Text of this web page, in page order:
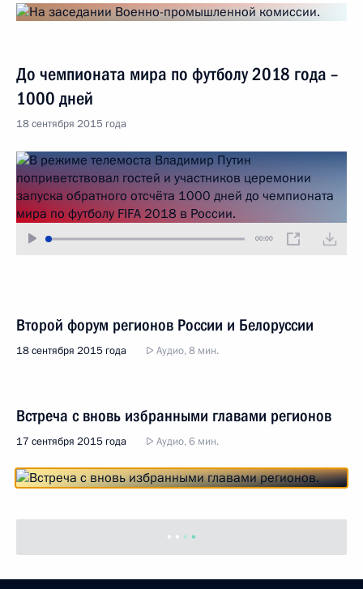
До чемпионата мира по футболу 2018 года –
1000 дней
18 сентября 2015 года
00:00
Второй форум регионов России и Белоруссии
18 сентября 2015 года Аудио, 8 мин.
Встреча с вновь избранными главами регионов
17 сентября 2015 года Аудио, 6 мин.